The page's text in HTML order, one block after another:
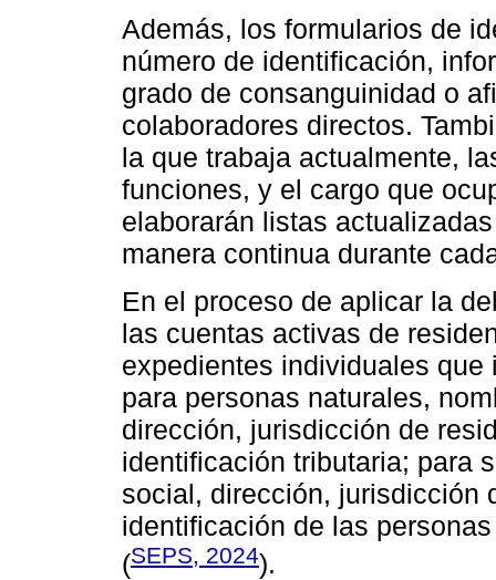
Además, los formularios de
número de identificación,
grado de consanguinidad o
colaboradores directos.
la que trabaja actualmente,
funciones, y el cargo que
elaborarán listas
manera continua durante
En el proceso de aplicar la
las cuentas activas de
expedientes individuales
para personas naturales,
dirección, jurisdicción de
identificación tributaria; para
social, dirección, jurisdicción
identificación de las
(SEPS, 2024).